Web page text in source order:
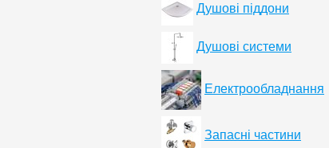
Душові піддони
Душові системи
Електрообладнання
Запасні частини